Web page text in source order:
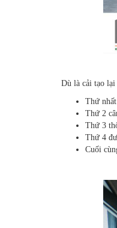
Dù là cải tạo lại
Thứ
Thứ 2
Thứ 3
Thứ 4
Cuối